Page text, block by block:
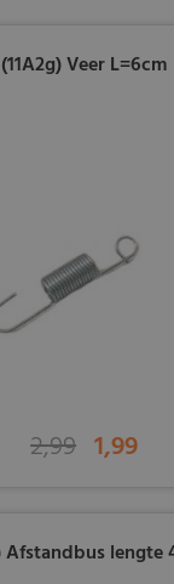
(11A2g) Veer L=6cm
2,99 1,99
Afstandbus lengte